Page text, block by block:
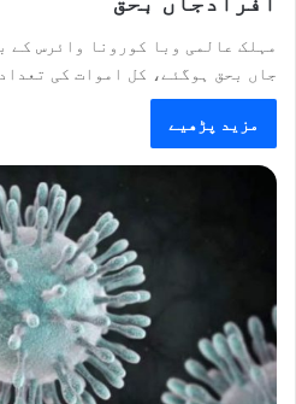
جاں بحق ہوگئے، کل اموات کی تعداد 28927تک پہنچ…
مزید پڑھیے